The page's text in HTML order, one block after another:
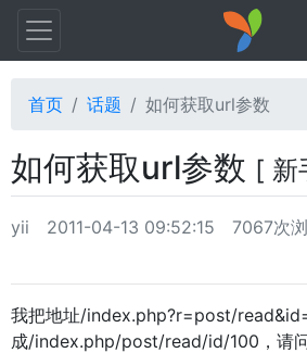
首页 话题 如何获取url参数
如何获取url参数 [ 新
yii 2011-04-13 09:52:15 7067次
我把地址/index.php?r=post/
成/index.php/post/read/id/100，请